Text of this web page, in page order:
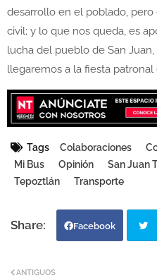
desarrollo en el poblado,
civil; y lo que nos queda, es
lucha del pueblo de San
llegaremos a la fiesta patronal
Tags Colaboraciones
Mi Bus
Opinión San Juan
Tepoztlán
Transporte
Facebook
ANTIGUOS